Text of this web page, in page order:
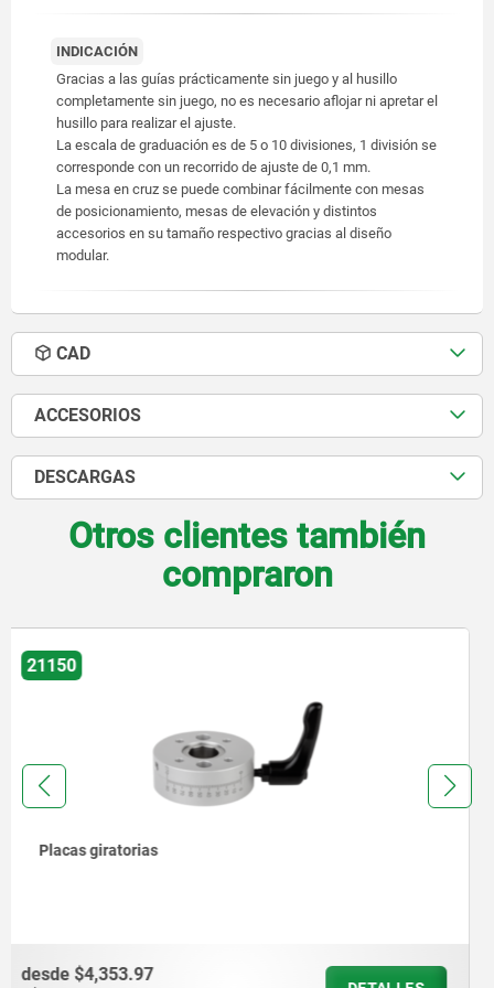
INDICACIÓN
Gracias a las guías prácticamente sin juego y al husillo
completamente sin juego, no es necesario aflojar ni apretar el
husillo para realizar el ajuste.
La escala de graduación es de 5 o 10 divisiones, 1 división se
corresponde con un recorrido de ajuste de 0,1 mm.
La mesa en cruz se puede combinar fácilmente con mesas
de posicionamiento, mesas de elevación y distintos
accesorios en su tamaño respectivo gracias al diseño
modular.
CAD
ACCESORIOS
DESCARGAS
Otros clientes también
compraron
21180
Placas de base de montaje
desde$1,226.58